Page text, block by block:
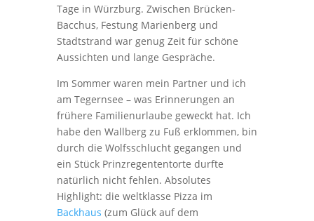
Tage in Würzburg. Zwischen Brücken-
Bacchus, Festung Marienberg und
Stadtstrand war genug Zeit für schöne
Aussichten und lange Gespräche.
Im Sommer waren mein Partner und ich
am Tegernsee – was Erinnerungen an
frühere Familienurlaube geweckt hat. Ich
habe den Wallberg zu Fuß erklommen, bin
durch die Wolfsschlucht gegangen und
ein Stück Prinzregententorte durfte
natürlich nicht fehlen. Absolutes
Highlight: die weltklasse Pizza im
Backhaus (zum Glück auf dem